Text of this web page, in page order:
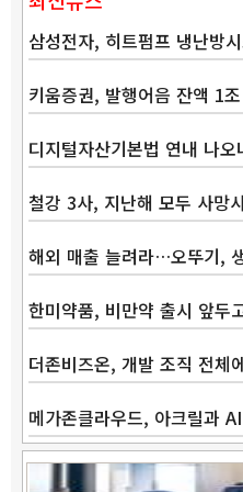
삼성전자, 히트펌프 냉난방
키움증권, 발행어음 잔액 1
디지털자산기본법 연내 나
철강 3사, 지난해 모두 사
해외 매출 늘려라…오뚜기,
한미약품, 비만약 출시 앞
더존비즈온, 개발 조직 전체
메가존클라우드, 아크릴과